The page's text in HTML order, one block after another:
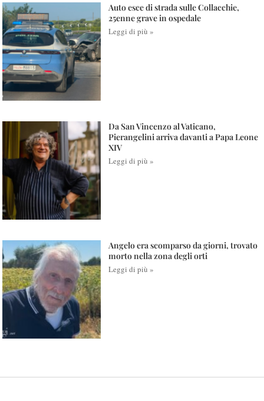
Auto esce di strada sulle Collacchie,
25enne grave in ospedale
Leggi di più »
Da San Vincenzo al Vaticano,
Pierangelini arriva davanti a Papa Leone
XIV
Leggi di più »
Angelo era scomparso da giorni, trovato
morto nella zona degli orti
Leggi di più »